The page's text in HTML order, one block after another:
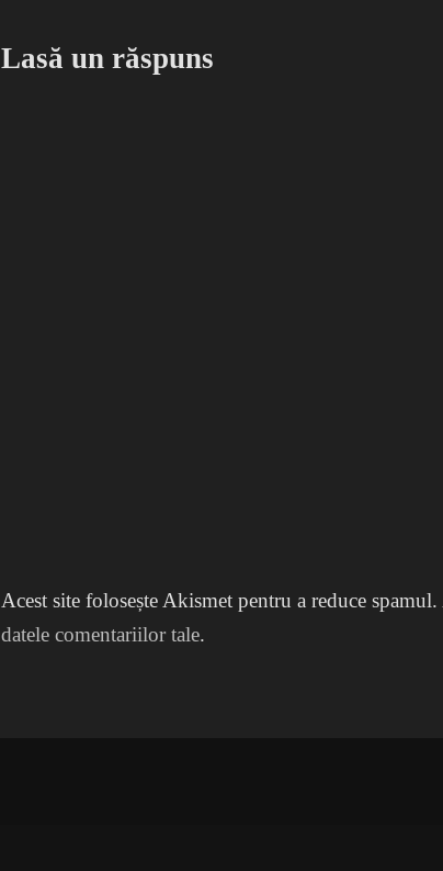
Lasă un răspuns
Acest site folosește Akismet pentru a reduce spamul.
datele comentariilor tale.